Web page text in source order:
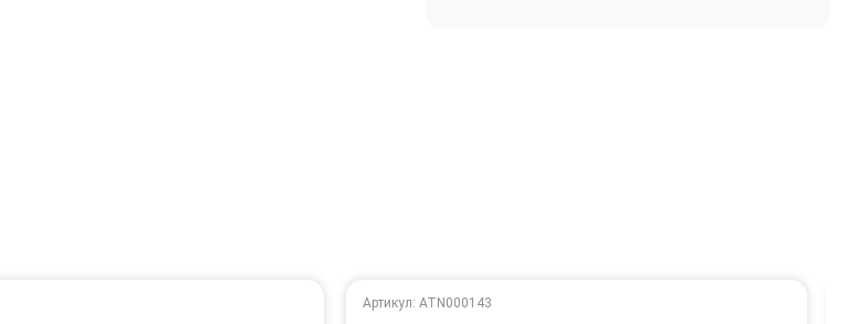
Артикул: ATN000143